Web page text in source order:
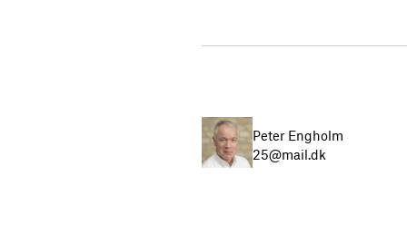
Peter Engholm
25@mail.dk